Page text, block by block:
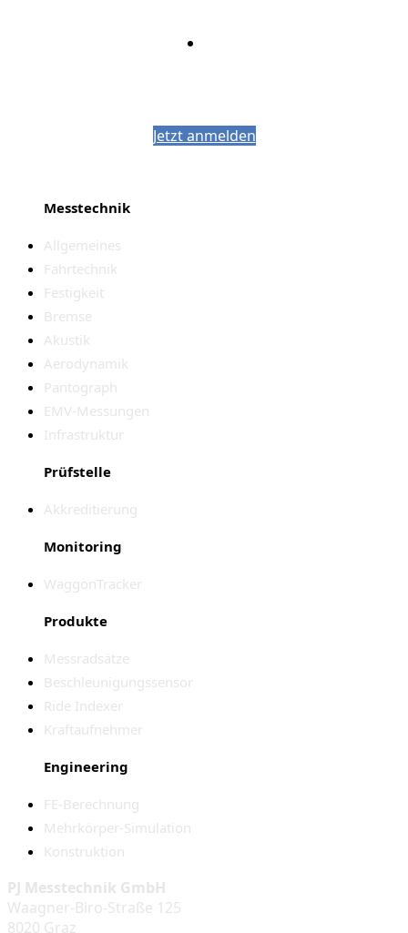
Jetzt anmelden
Messtechnik
Allgemeines
Fahrtechnik
Festigkeit
Bremse
Akustik
Aerodynamik
Pantograph
EMV-Messungen
Infrastruktur
Prüfstelle
Akkreditierung
Monitoring
WaggonTracker
Produkte
Messradsätze
Beschleunigungssensor
Ride Indexer
Kraftaufnehmer
Engineering
FE-Berechnung
Mehrkörper-Simulation
Konstruktion
PJ Messtechnik GmbH
Waagner-Biro-Straße 125
8020 Graz